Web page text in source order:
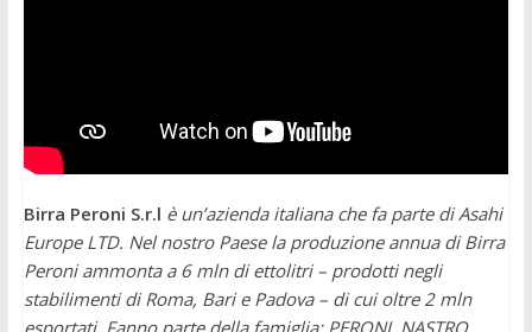
Birra Peroni S.r.l è un’azienda italiana che fa parte di Asahi
Europe LTD. Nel nostro Paese la produzione annua di Birra
Peroni ammonta a 6 mln di ettolitri – prodotti negli
stabilimenti di Roma, Bari e Padova – di cui oltre 2 mln